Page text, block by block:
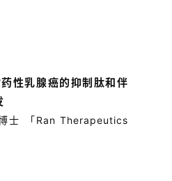
性乳腺癌的抑制肽和伴
士 「Ran Therapeutics